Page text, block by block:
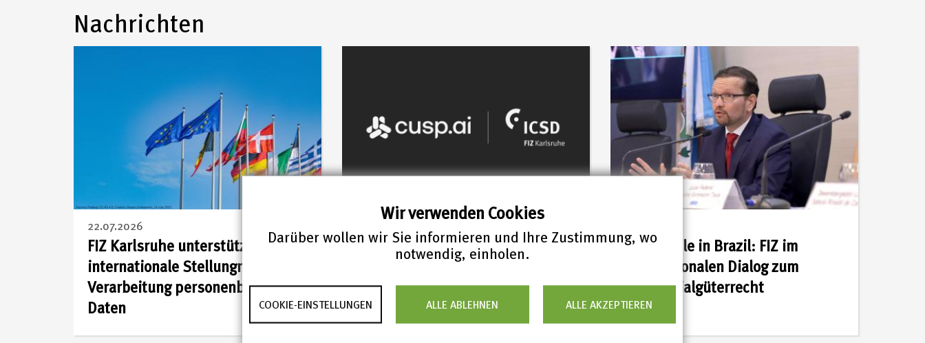
Wir verwenden Cookies
Darüber wollen wir Sie informieren und Ihre Zustimmung, wo
notwendig, einholen.
COOKIE-EINSTELLUNGEN ALLE ABLEHNEN ALLE AKZEPTIEREN
FIZ
Karlsruhe
Leibniz-
Institut
für
Informationsinfrastruktur
ist
eine
der
Nachrichten
22.07.2026
FIZ Karlsruhe unterstützt
internationale Stellungnahme zur
Verarbeitung personenbezogener
Daten
ICSD-Daten bilden Grundlage für
neue globale KI-Initiative zur
Materialforschung
Meanwhile in Brazil: FIZ im
internationalen Dialog zum
Immaterialgüterrecht